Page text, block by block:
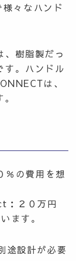
々なハンド
、樹脂製だっ
す。ハンドル
は、
の費用を想
：２０万円
ます。
途設計が必要